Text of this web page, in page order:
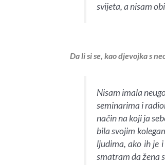
svijeta, a nisam
Da li si se, kao djevojka s
Nisam imala
seminarima i
način na koji ja
bila svojim
ljudima, ako ih je
smatram da žena